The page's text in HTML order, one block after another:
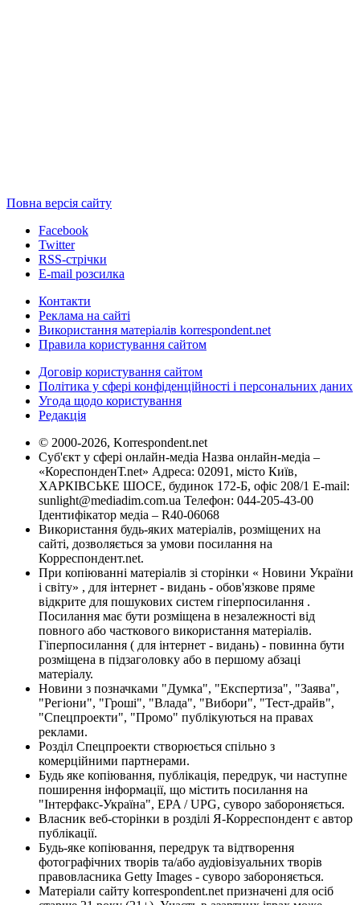
Повна версія сайту
Facebook
Twitter
RSS-стрічки
E-mail розсилка
Контакти
Реклама на сайті
Використання матеріалів korrespondent.net
Правила користування сайтом
Договір користування сайтом
Політика у сфері конфіденційності і персональних даних
Угода щодо користування
Редакція
© 2000-2026, Korrespondent.net
Суб'єкт у сфері онлайн-медіа Назва онлайн-медіа –
«КореспонденТ.net» Адреса: 02091, місто Київ,
ХАРКІВСЬКЕ ШОСЕ, будинок 172-Б, офіс 208/1 E-mail:
sunlight@mediadim.com.ua Телефон: 044-205-43-00
Ідентифікатор медіа – R40-06068
Використання будь-яких матеріалів, розміщених на
сайті, дозволяється за умови посилання на
Корреспондент.net.
При копіюванні матеріалів зі сторінки « Новини України
і світу» , для інтернет - видань - обов'язкове пряме
відкрите для пошукових систем гіперпосилання .
Посилання має бути розміщена в незалежності від
повного або часткового використання матеріалів.
Гіперпосилання ( для інтернет - видань) - повинна бути
розміщена в підзаголовку або в першому абзаці
матеріалу.
Новини з позначками "Думка", "Експертиза", "Заява",
"Регіони", "Гроші", "Влада", "Вибори", "Тест-драйв",
"Спецпроекти", "Промо" публікуються на правах
реклами.
Розділ Спецпроекти створюється спільно з
комерційними партнерами.
Будь яке копіювання, публікація, передрук, чи наступне
поширення інформації, що містить посилання на
"Інтерфакс-Україна", EPA / UPG, суворо забороняється.
Власник веб-сторінки в розділі Я-Корреспондент є автор
публікації.
Будь-яке копіювання, передрук та відтворення
фотографічних творів та/або аудіовізуальних творів
правовласника Getty Images - суворо забороняється.
Матеріали сайту korrespondent.net призначені для осіб